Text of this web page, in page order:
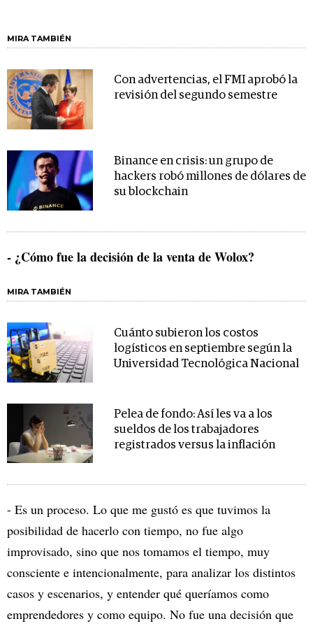
MIRA TAMBIÉN
Con advertencias, el FMI aprobó la
revisión del segundo semestre
Binance en crisis: un grupo de
hackers robó millones de dólares de
su blockchain
- ¿Cómo fue la decisión de la venta de Wolox?
MIRA TAMBIÉN
Cuánto subieron los costos
logísticos en septiembre según la
Universidad Tecnológica Nacional
Pelea de fondo: Así les va a los
sueldos de los trabajadores
registrados versus la inflación
- Es un proceso. Lo que me gustó es que tuvimos la
posibilidad de hacerlo con tiempo, no fue algo
improvisado, sino que nos tomamos el tiempo, muy
consciente e intencionalmente, para analizar los distintos
casos y escenarios, y entender qué queríamos como
emprendedores y como equipo. No fue una decisión que